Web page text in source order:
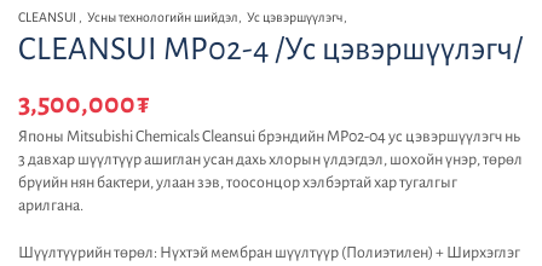
CLEANSUI Усны технологийн шийдэл Ус цэвэршүүлэгч
CLEANSUI MP02-4 /Ус цэвэршүүлэгч/
3,500,000₮
Японы Mitsubishi Chemicals Cleansui брэндийн MP02-04 ус цэвэршүүлэгч нь
3 давхар шүүлтүүр ашиглан усан дахь хлорын үлдэгдэл, шохойн үнэр, төрөл
брүийн нян бактери, улаан зэв, тоосонцор хэлбэртай хар тугалгыг
арилгана.
Шүүлтүүрийн төрөл: Нүхтэй мембран шүүлтүүр (Полиэтилен) + Ширхэглэг